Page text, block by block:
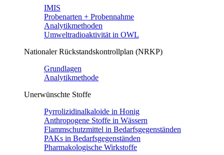
IMIS
Probenarten + Probennahme
Analytikmethoden
Umweltradioaktivität in OWL
Nationaler Rückstandskontrollplan (NRKP)
Grundlagen
Analytikmethode
Unerwünschte Stoffe
Pyrrolizidinalkaloide in Honig
Anthropogene Stoffe in Wässern
Flammschutzmittel in Bedarfsgegenständen
PAKs in Bedarfsgegenständen
Pharmakologische Wirkstoffe